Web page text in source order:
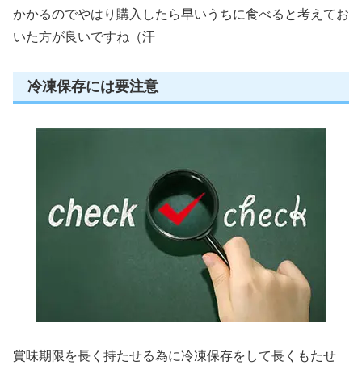
かかるのでやはり購入したら早いうちに食べると考えてお
いた方が良いですね（汗
冷凍保存には要注意
賞味期限を長く持たせる為に冷凍保存をして長くもたせ